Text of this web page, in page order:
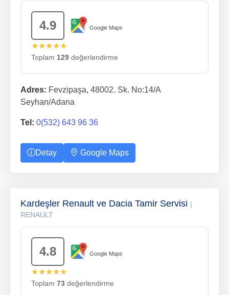
4.9 Google Maps
★★★★★
Toplam 129 değerlendirme
Adres: Fevzipaşa, 48002. Sk. No:14/A
Seyhan/Adana
Tel: 0(532) 643 96 36
Detay Google Maps
Kardeşler Renault ve Dacia Tamir Servisi |
RENAULT
4.8 Google Maps
★★★★★
Toplam 73 değerlendirme